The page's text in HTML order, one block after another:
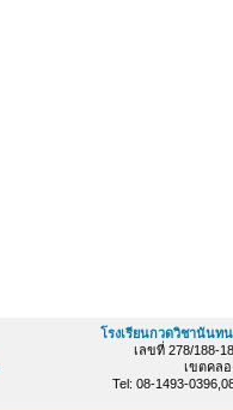
โรงเรียนกวดวิชานันท
เลขที่ 278/188-
เขตคล
Tel: 08-1493-